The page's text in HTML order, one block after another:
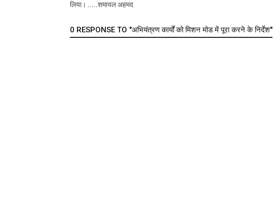
लिया। .....शमायल अहमद
0 RESPONSE TO "अभियंत्रण कार्यों को मिशन मोड में पूरा करने के निर्देश"